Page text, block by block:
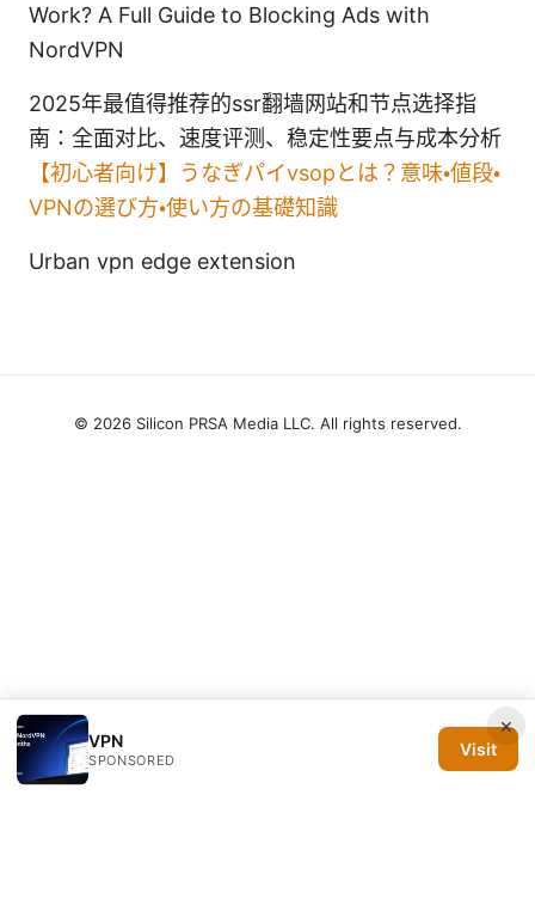
Work? A Full Guide to Blocking Ads with
NordVPN
2025年最值得推荐的ssr翻墙网站和节点选择指
南：全面对比、速度评测、稳定性要点与成本分析
【初心者向け】うなぎパイvsopとは？意味・値段・
VPNの選び方・使い方の基礎知識
Urban vpn edge extension
×
VPN
SPONSORED
Visit
© 2026 Silicon PRSA Media LLC. All rights reserved.